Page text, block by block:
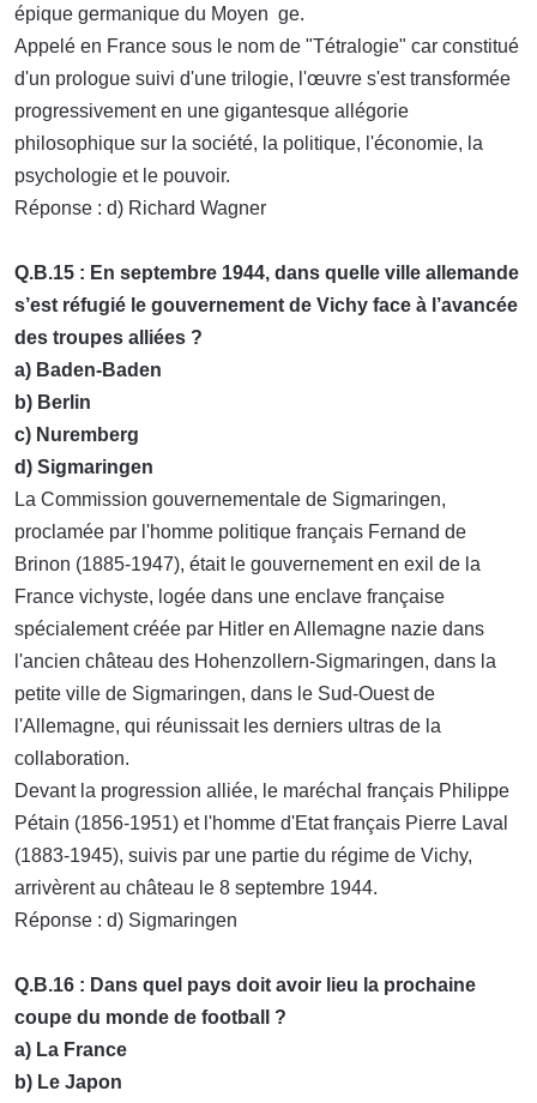
épique germanique du Moyen ge.
Appelé en France sous le nom de "Tétralogie" car constitué
d'un prologue suivi d'une trilogie, l'œuvre s'est transformée
progressivement en une gigantesque allégorie
philosophique sur la société, la politique, l'économie, la
psychologie et le pouvoir.
Réponse : d) Richard Wagner
Q.B.15 : En septembre 1944, dans quelle ville allemande
s’est réfugié le gouvernement de Vichy face à l’avancée
des troupes alliées ?
a) Baden-Baden
b) Berlin
c) Nuremberg
d) Sigmaringen
La Commission gouvernementale de Sigmaringen,
proclamée par l'homme politique français Fernand de
Brinon (1885-1947), était le gouvernement en exil de la
France vichyste, logée dans une enclave française
spécialement créée par Hitler en Allemagne nazie dans
l'ancien château des Hohenzollern-Sigmaringen, dans la
petite ville de Sigmaringen, dans le Sud-Ouest de
l'Allemagne, qui réunissait les derniers ultras de la
collaboration.
Devant la progression alliée, le maréchal français Philippe
Pétain (1856-1951) et l'homme d'Etat français Pierre Laval
(1883-1945), suivis par une partie du régime de Vichy,
arrivèrent au château le 8 septembre 1944.
Réponse : d) Sigmaringen
Q.B.16 : Dans quel pays doit avoir lieu la prochaine
coupe du monde de football ?
a) La France
b) Le Japon